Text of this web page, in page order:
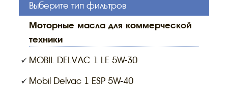
Выберите тип фильтров
моторные масла для коммерческой
техники
MOBIL DELVAC 1 LE 5W-30
Mobil Delvac 1 ESP 5W-40